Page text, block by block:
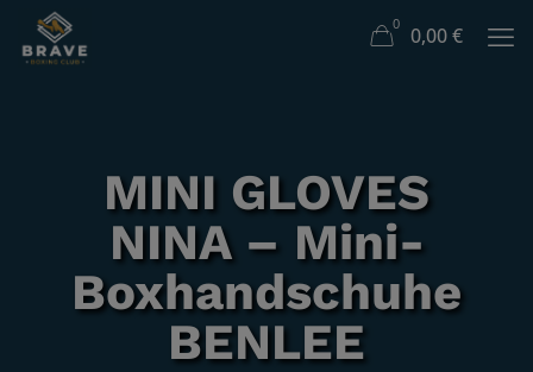
0 0,00€
MINI GLOVES
NINA – Mini-
Boxhandschuhe
BENLEE